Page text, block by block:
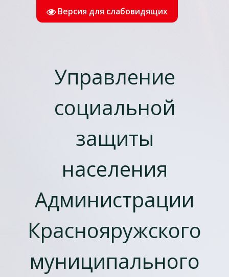
Версия для слабовидящих
Управление
социальной
защиты
населения
Администрации
Краснояружского
муниципального